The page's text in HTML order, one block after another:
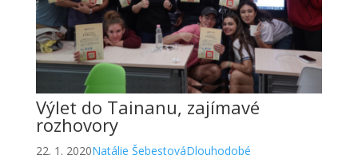
Výlet do Tainanu, zajímavé
rozhovory
22. 1. 2020Natálie ŠebestováDlouhodobé